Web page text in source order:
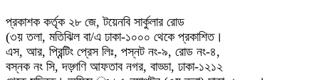
প্রকাশক কর্তৃক ২৮ জে, টয়েনবি সার্কুলার রোড
(৩য় তলা, মতিঝিল বা/এ ঢাকা-১০০০ থেকে প্রকাশিত।
এস, আর, প্রিন্টিং প্রেস লিঃ, পস্নট নং-৯, রোড নং-৪,
বস্নক নং সি, দড়্গণি আফতাব নগর, বাড্ডা, ঢাকা-১২১২